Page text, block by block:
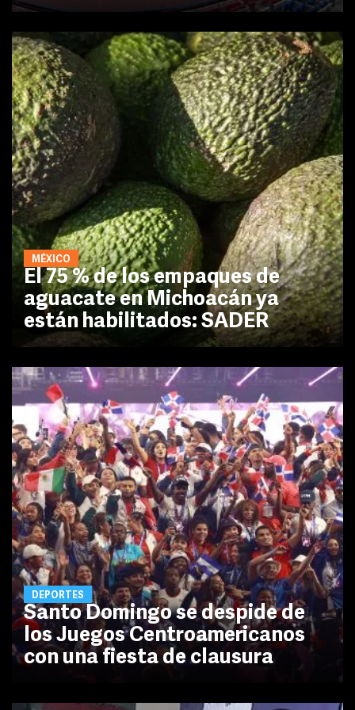
MÉXICO
El 75 % de los empaques de
aguacate en Michoacán ya
están habilitados: SADER
DEPORTES
Santo Domingo se despide de
los Juegos Centroamericanos
con una fiesta de clausura